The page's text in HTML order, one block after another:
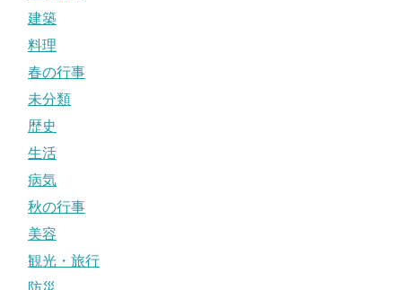
建築
料理
春の行事
未分類
歴史
生活
病気
秋の行事
美容
観光・旅行